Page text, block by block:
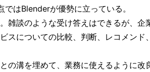
はBlenderが優勢に立っている。
雑談のような受け答えはできるが、企
スについての比較、判断、レコメンド
の溝を埋めて、業務に使えるように改